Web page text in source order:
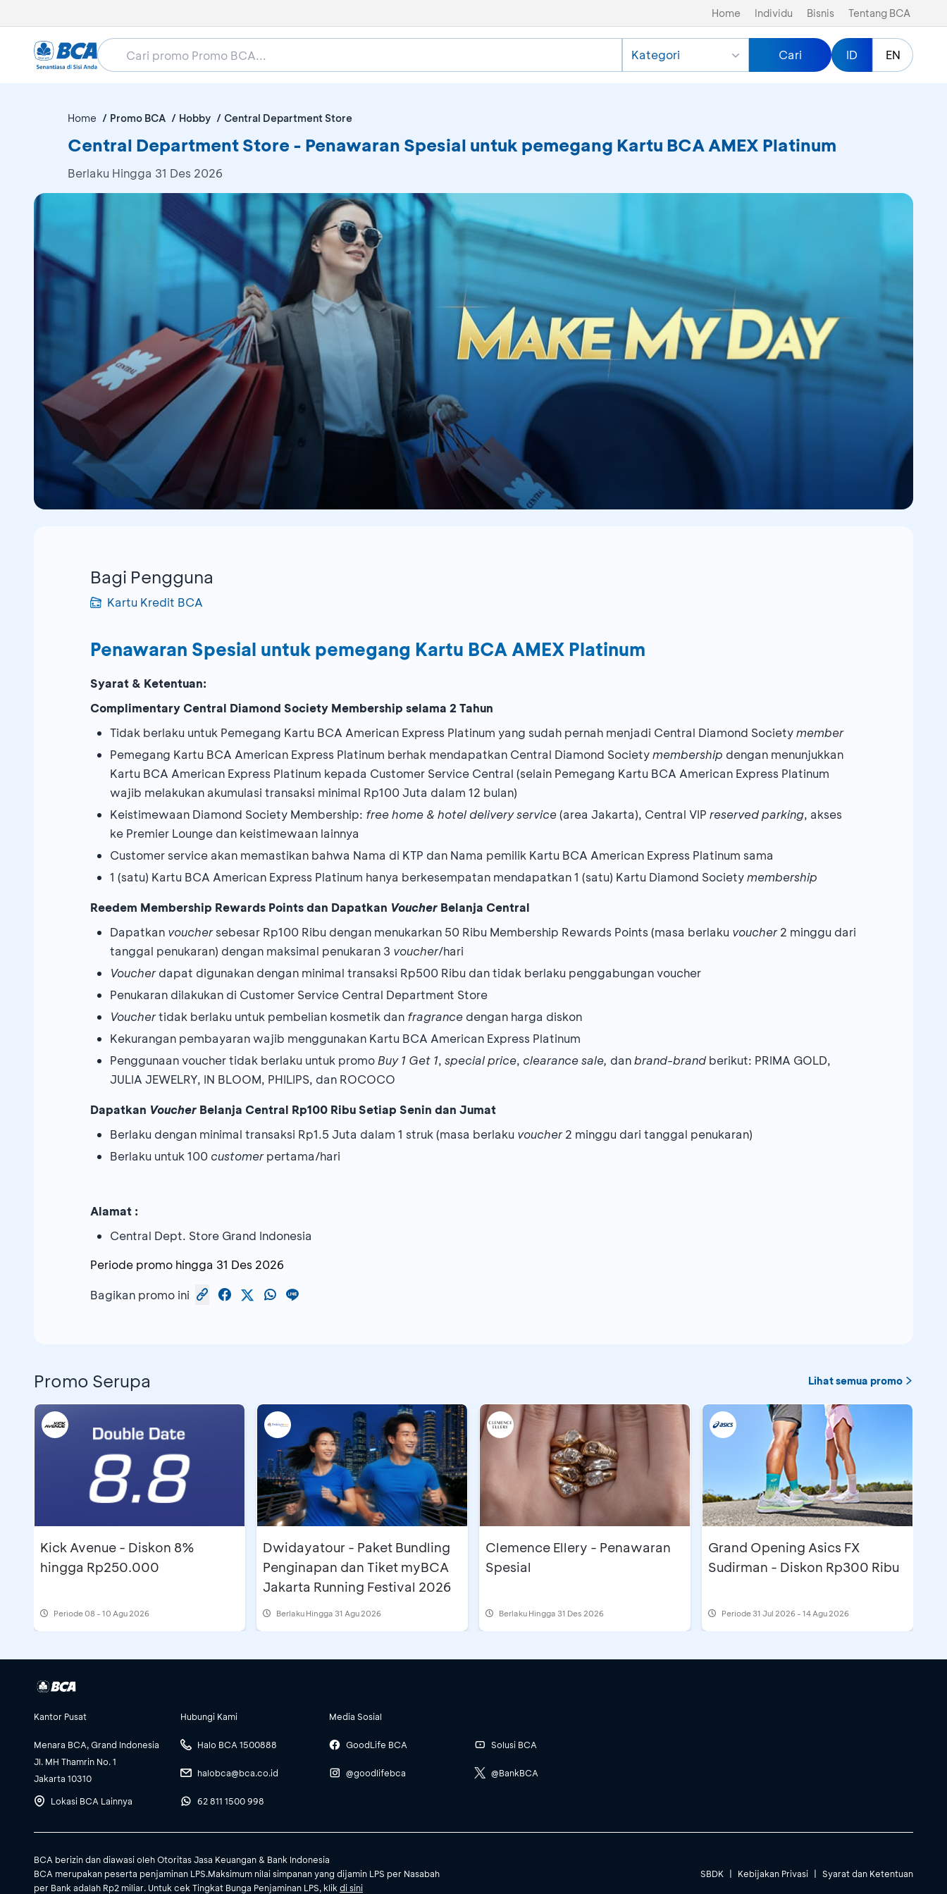
Home Individu Bisnis Tentang BCA
Kategori Cari ID EN
Home Promo BCA Hobby Central Department Store
Central Department Store - Penawaran Spesial untuk pemegang Kartu BCA AMEX Platinum
Berlaku Hingga 31 Des 2026
Bagi Pengguna
Kartu Kredit BCA
Penawaran Spesial untuk pemegang Kartu BCA AMEX Platinum
Syarat & Ketentuan:
Complimentary Central Diamond Society Membership selama 2 Tahun
Tidak berlaku untuk Pemegang Kartu BCA American Express Platinum yang sudah pernah menjadi Central Diamond Societymember
Pemegang Kartu BCA American Express Platinum berhak mendapatkan Central Diamond Societymembership dengan menunjukkan
Kartu BCA American Express Platinum kepada Customer Service Central (selain Pemegang Kartu BCA American Express Platinum
wajib melakukan akumulasi transaksi minimal Rp100 Juta dalam 12 bulan)
Keistimewaan Diamond Society Membership: free home & hotel delivery service(area Jakarta), Central VIP reserved parking, akses
ke Premier Lounge dan keistimewaan lainnya
Customer service akan memastikan bahwa Nama di KTP dan Nama pemilik Kartu BCA American Express Platinum sama
1 (satu) Kartu BCA American Express Platinum hanya berkesempatan mendapatkan 1 (satu) Kartu Diamond Societymembership
Reedem Membership Rewards Points dan Dapatkan Voucher Belanja Central
Dapatkan vouchersebesar Rp100 Ribu dengan menukarkan 50 Ribu Membership Rewards Points (masa berlaku voucher2 minggu dari
tanggal penukaran) dengan maksimal penukaran 3 voucher/hari
Voucherdapat digunakan dengan minimal transaksi Rp500 Ribu dan tidak berlaku penggabungan voucher
Penukaran dilakukan di Customer Service Central Department Store
Vouchertidak berlaku untuk pembelian kosmetik dan fragrance dengan harga diskon
Kekurangan pembayaran wajib menggunakan Kartu BCA American Express Platinum
Penggunaan voucher tidak berlaku untuk promoBuy 1 Get 1, special price, clearance sale, danbrand-brand berikut: PRIMA GOLD,
JULIA JEWELRY, IN BLOOM, PHILIPS, dan ROCOCO
Dapatkan Voucher Belanja Central Rp100 Ribu Setiap Senin dan Jumat
Berlaku dengan minimal transaksi Rp1.5 Juta dalam 1 struk (masa berlaku voucher2 minggu dari tanggal penukaran)
Berlaku untuk 100 customerpertama/hari
Alamat :
Central Dept. Store Grand Indonesia
Periode promo hingga 31 Des 2026
Bagikan promo ini
Promo Serupa Lihat semua promo
Kick Avenue - Diskon 8%
hingga Rp250.000
Periode08 - 10 Agu 2026
Dwidayatour - Paket Bundling
Penginapan dan Tiket myBCA
Jakarta Running Festival 2026
Berlaku Hingga 31 Agu 2026
Clemence Ellery - Penawaran
Spesial
Berlaku Hingga 31 Des 2026
Grand Opening Asics FX
Sudirman - Diskon Rp300 Ribu
Periode 31 Jul 2026 - 14 Agu 2026
Kantor Pusat
Menara BCA, Grand Indonesia
Jl. MH Thamrin No. 1
Jakarta 10310
Lokasi BCA Lainnya
Hubungi Kami
Halo BCA 1500888
halobca@bca.co.id
62 811 1500 998
Media Sosial
GoodLife BCA
@goodlifebca
Solusi BCA
@BankBCA
BCA berizin dan diawasi oleh Otoritas Jasa Keuangan & Bank Indonesia
BCA merupakan peserta penjaminan LPS.Maksimum nilai simpanan yang dijamin LPS per Nasabah
per Bank adalah Rp2 miliar. Untuk cek Tingkat Bunga Penjaminan LPS, klikdi sini
SBDK | Kebijakan Privasi | Syarat dan Ketentuan